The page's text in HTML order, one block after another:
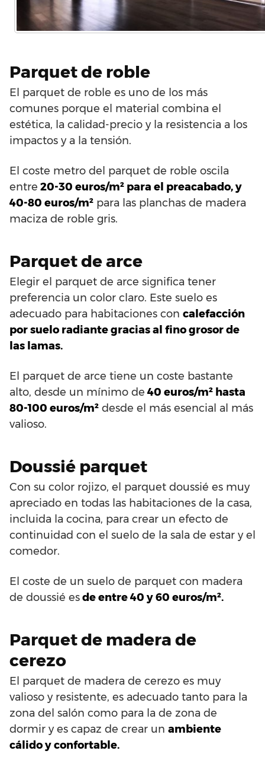
Parquet de roble
El parquet de roble es uno de los más
comunes porque el material combina el
estética, la calidad-precio y la resistencia a los
impactos y a la tensión.
El coste metro del parquet de roble oscila
entre 20-30 euros/m² para el preacabado, y
40-80 euros/m² para las planchas de madera
maciza de roble gris.
Parquet de arce
Elegir el parquet de arce significa tener
preferencia un color claro. Este suelo es
adecuado para habitaciones con calefacción
por suelo radiante gracias al fino grosor de
las lamas.
El parquet de arce tiene un coste bastante
alto, desde un mínimo de 40 euros/m² hasta
80-100 euros/m² desde el más esencial al más
valioso.
Doussié parquet
Con su color rojizo, el parquet doussié es muy
apreciado en todas las habitaciones de la casa,
incluida la cocina, para crear un efecto de
continuidad con el suelo de la sala de estar y el
comedor.
El coste de un suelo de parquet con madera
de doussié esde entre 40 y 60 euros/m².
Parquet de madera de
cerezo
El parquet de madera de cerezo es muy
valioso y resistente, es adecuado tanto para la
zona del salón como para la de zona de
dormir y es capaz de crear un ambiente
cálido y confortable.